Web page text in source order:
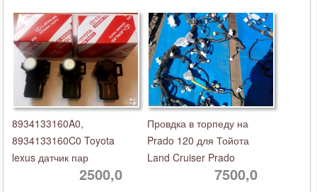
8934133160A0,
8934133160C0 Toyota
lexus датчик пар
2500,0
Провдка в торпеду на
Prado 120 для Тойота
Land Cruiser Prado
7500,0